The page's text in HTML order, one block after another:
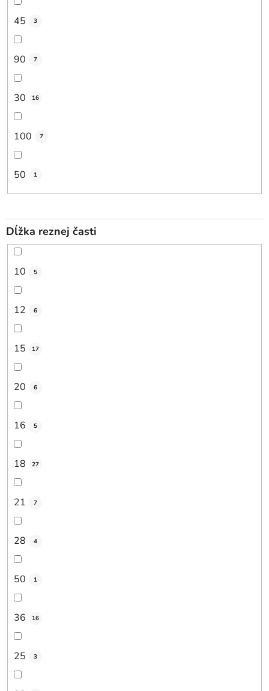
45 3
90 7
30 16
100 7
50 1
Dĺžka reznej časti
10 5
12 6
15 17
20 6
16 5
18 27
21 7
28 4
50 1
36 16
25 3